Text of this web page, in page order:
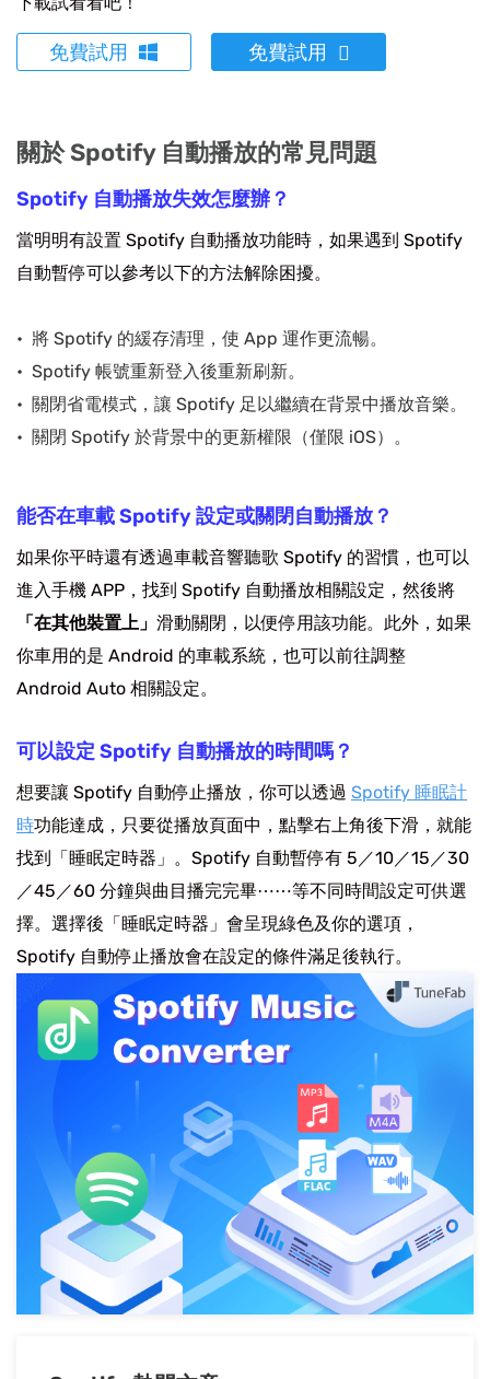
免費試用 免費試用
關於 Spotify 自動播放的常見問題
Spotify 自動播放失效怎麼辦？
當明明有設置 Spotify 自動播放功能時，如果遇到 Spotify
自動暫停可以參考以下的方法解除困擾。
將 Spotify 的緩存清理，使 App 運作更流暢。
Spotify 帳號重新登入後重新刷新。
關閉省電模式，讓 Spotify 足以繼續在背景中播放音樂。
關閉 Spotify 於背景中的更新權限（僅限 iOS）。
能否在車載 Spotify 設定或關閉自動播放？
如果你平時還有透過車載音響聽歌 Spotify 的習慣，也可以
進入手機 APP，找到 Spotify 自動播放相關設定，然後將
「在其他裝置上」 滑動關閉，以便停用該功能。此外，如果
你車用的是 Android 的車載系統，也可以前往調整
Android Auto 相關設定。
可以設定 Spotify 自動播放的時間嗎？
想要讓 Spotify 自動停止播放，你可以透過 Spotify 睡眠計
時功能達成，只要從播放頁面中，點擊右上角後下滑，就能
找到「睡眠定時器」。Spotify 自動暫停有 5／10／15／30
／45／60 分鐘與曲目播完完畢⋯⋯等不同時間設定可供選
擇。選擇後「睡眠定時器」會呈現綠色及你的選項，
Spotify 自動停止播放會在設定的條件滿足後執行。